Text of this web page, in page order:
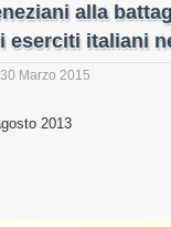
alla
italiani
30 Marzo 2015
2013